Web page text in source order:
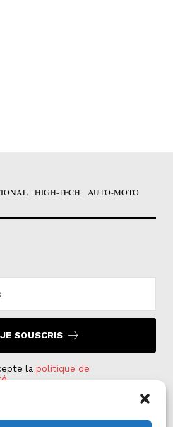
HIGH-TECH AUTO-MOTO
JE SOUSCRIS
la politique de
.